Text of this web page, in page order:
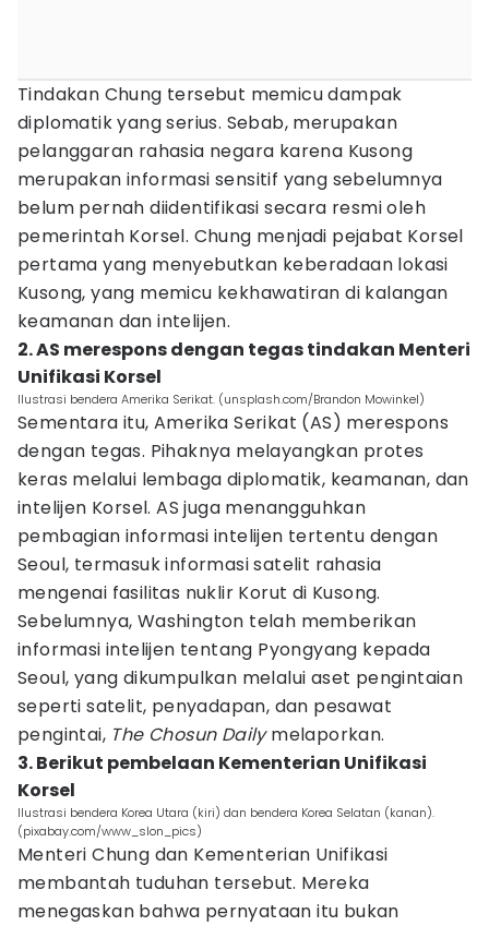
Tindakan Chung tersebut memicu dampak
diplomatik yang serius. Sebab, merupakan
pelanggaran rahasia negara karena Kusong
merupakan informasi sensitif yang sebelumnya
belum pernah diidentifikasi secara resmi oleh
pemerintah Korsel. Chung menjadi pejabat Korsel
pertama yang menyebutkan keberadaan lokasi
Kusong, yang memicu kekhawatiran di kalangan
keamanan dan intelijen.
2. AS merespons dengan tegas tindakan Menteri
Unifikasi Korsel
Ilustrasi bendera Amerika Serikat. (unsplash.com/Brandon Mowinkel)
Sementara itu, Amerika Serikat (AS) merespons
dengan tegas. Pihaknya melayangkan protes
keras melalui lembaga diplomatik, keamanan, dan
intelijen Korsel. AS juga menangguhkan
pembagian informasi intelijen tertentu dengan
Seoul, termasuk informasi satelit rahasia
mengenai fasilitas nuklir Korut di Kusong.
Sebelumnya, Washington telah memberikan
informasi intelijen tentang Pyongyang kepada
Seoul, yang dikumpulkan melalui aset pengintaian
seperti satelit, penyadapan, dan pesawat
pengintai, The Chosun Dailymelaporkan.
3. Berikut pembelaan Kementerian Unifikasi
Korsel
Ilustrasi bendera Korea Utara (kiri) dan bendera Korea Selatan (kanan).
(pixabay.com/www_slon_pics)
Menteri Chung dan Kementerian Unifikasi
membantah tuduhan tersebut. Mereka
menegaskan bahwa pernyataan itu bukan